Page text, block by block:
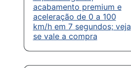
acabamento premium e
aceleração de 0 a 100
km/h em 7 segundos; veja
se vale a compra